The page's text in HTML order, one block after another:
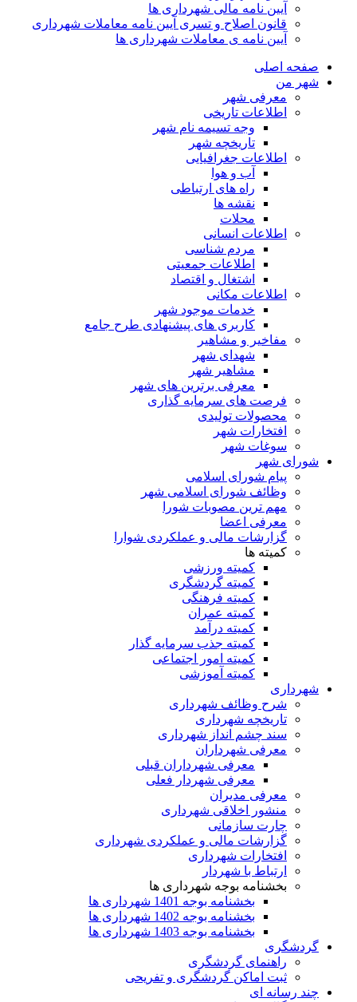
آیین نامه مالی شهرداری ها
قانون اصلاح و تسری آیین نامه معاملات شهرداری
آیین نامه ی معاملات شهرداری ها
صفحه اصلی
شهر من
معرفی شهر
اطلاعات تاریخی
وجه تسیمه نام شهر
تاریخچه شهر
اطلاعات جغرافیایی
آب و هوا
راه های ارتباطی
نقشه ها
محلات
اطلاعات انسانی
مردم شناسی
اطلاعات جمعیتی
اشتغال و اقتصاد
اطلاعات مکانی
خدمات موجود شهر
کاربری های پیشنهادی طرح جامع
مفاخیر و مشاهیر
شهدای شهر
مشاهیر شهر
معرفی برترین های شهر
فرصت های سرمایه گذاری
محصولات تولیدی
افتخارات شهر
سوغات شهر
شورای شهر
پیام شورای اسلامی
وظائف شورای اسلامی شهر
مهم ترین مصوبات شورا
معرفی اعضا
گزارشات مالی و عملکردی شوارا
کمیته ها
کمیته ورزشی
کمیته گردشگری
کمیته فرهنگی
کمیته عمران
کمیته درآمد
کمیته جذب سرمایه گذار
کمیته امور اجتماعی
کمیته آموزشی
شهرداری
شرح وظائف شهرداری
تاریخچه شهرداری
سند چشم انداز شهرداری
معرفی شهرداران
معرفی شهرداران قبلی
معرفی شهردار فعلی
معرفی مدیران
منشور اخلاقی شهرداری
چارت سازمانی
گزارشات مالی و عملکردی شهرداری
افتخارات شهرداری
ارتباط با شهردار
بخشنامه بوجه شهرداری ها
بخشنامه بوجه 1401 شهرداری ها
بخشنامه بوجه 1402 شهرداری ها
بخشنامه بوجه 1403 شهرداری ها
گردشگری
راهنمای گردشگری
ثبت اماکن گردشگری و تفریحی
چند رسانه ای